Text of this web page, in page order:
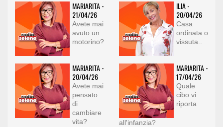
MARIARITA -
21/04/26
Avete mai
avuto un
motorino?
ILIA -
20/04/26
Casa
ordinata o
vissuta..
MARIARITA -
20/04/26
Avete mai
pensato
di
cambiare
vita?
MARIARITA -
17/04/26
Quale
cibo vi
riporta
all'infanzia?